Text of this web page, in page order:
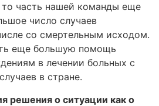
то часть нашей команды еще
число случаев
со смертельным исходом.
еще большую помощь
в лечении больных с
в стране.
решения о ситуации как о